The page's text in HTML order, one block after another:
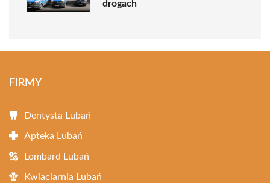
drogach
FIRMY
Dentysta Lubań
Apteka Lubań
Lombard Lubań
Kwiaciarnia Lubań